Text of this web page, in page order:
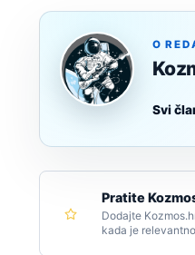
O
Svi
Pratite
Dodajte
kada je